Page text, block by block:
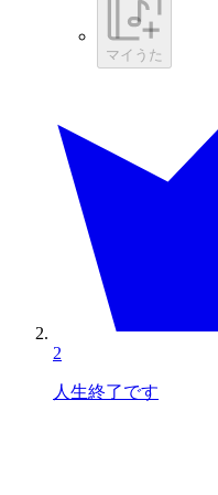
マイうた
2
人生終了です